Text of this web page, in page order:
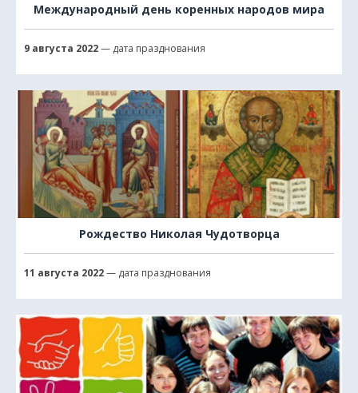
Международный день коренных народов мира
9 августа 2022— дата празднования
Рождество Николая Чудотворца
11 августа 2022— дата празднования